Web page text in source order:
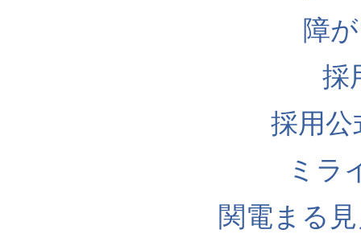
障
採
採用公
ミラ
関電まる